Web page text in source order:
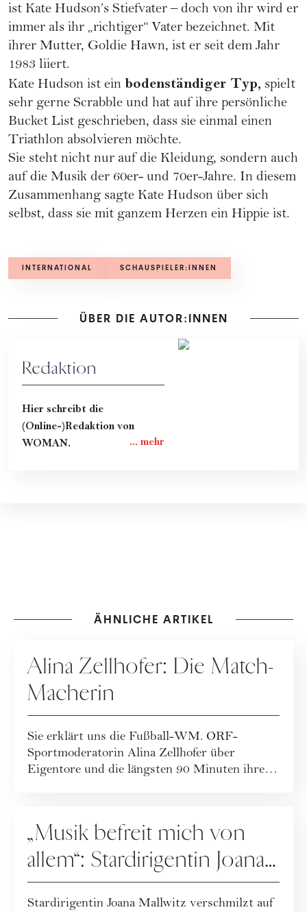
ist Kate Hudson’s Stiefvater – doch von ihr wird er
immer als ihr „richtiger“ Vater bezeichnet. Mit
ihrer Mutter, Goldie Hawn, ist er seit dem Jahr
1983 liiert.
Kate Hudson ist ein bodenständiger Typ, spielt
sehr gerne Scrabble und hat auf ihre persönliche
Bucket List geschrieben, dass sie einmal einen
Triathlon absolvieren möchte.
Sie steht nicht nur auf die Kleidung, sondern auch
auf die Musik der 60er- und 70er-Jahre. In diesem
Zusammenhang sagte Kate Hudson über sich
selbst, dass sie mit ganzem Herzen ein Hippie ist.
INTERNATIONAL SCHAUSPIELER:INNEN
ÜBER DIE AUTOR:INNEN
Redaktion
Hier schreibt die
(Online-)Redaktion von
WOMAN.
ÄHNLICHE ARTIKEL
Alina Zellhofer: Die Match-
Macherin
Sie erklärt uns die Fußball-WM. ORF-
Sportmoderatorin Alina Zellhofer über
Eigentore und die längsten 90 Minuten ihres
„Musik befreit mich von
allem“: Stardirigentin Joana
Mallwitz im Interview
Stardirigentin Joana Mallwitz verschmilzt auf